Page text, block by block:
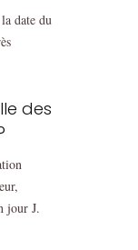
date du
des
jour J.